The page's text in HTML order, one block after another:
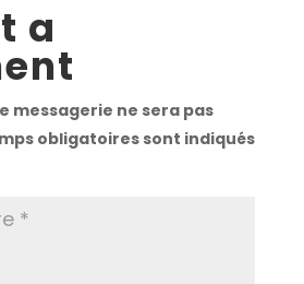
a
messagerie ne sera pas
obligatoires sont indiqués